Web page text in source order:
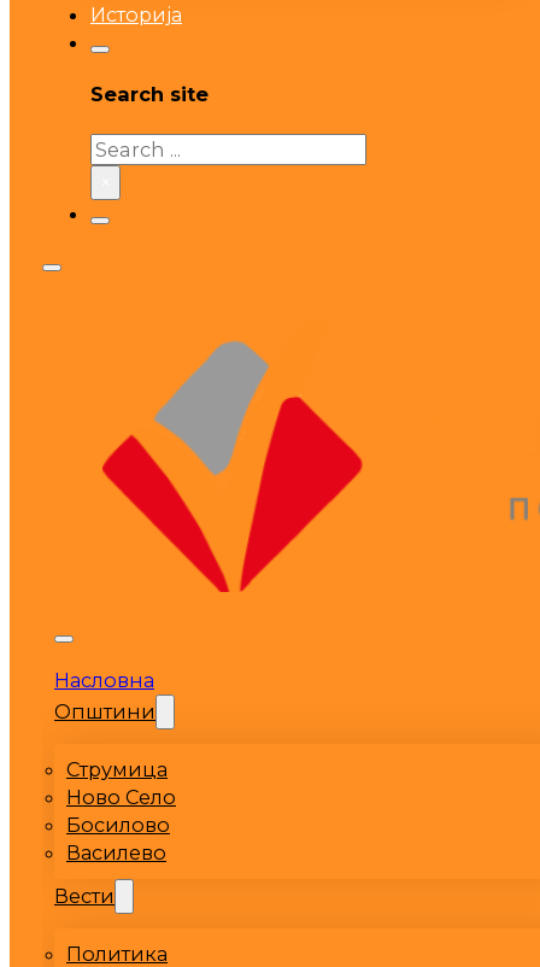
Историја
Search site
Search
Насловна
Општини
Струмица
Ново Село
Босилово
Василево
Вести
Политика